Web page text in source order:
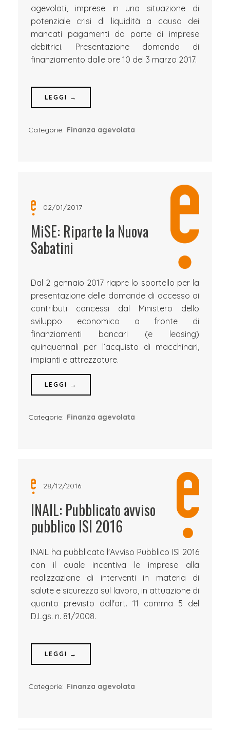
agevolati, imprese in una situazione di
potenziale crisi di liquidità a causa dei
mancati pagamenti da parte di imprese
debitrici. Presentazione domanda di
finanziamento dalle ore 10 del 3 marzo 2017.
LEGGI →
Categorie: Finanza agevolata
02/01/2017
MiSE: Riparte la Nuova
Sabatini
Dal 2 gennaio 2017 riapre lo sportello per la
presentazione delle domande di accesso ai
contributi concessi dal Ministero dello
sviluppo economico a fronte di
finanziamenti bancari (e leasing)
quinquennali per l’acquisto di macchinari,
impianti e attrezzature.
LEGGI →
Categorie: Finanza agevolata
28/12/2016
INAIL: Pubblicato avviso
pubblico ISI 2016
INAIL ha pubblicato l'Avviso Pubblico ISI 2016
con il quale incentiva le imprese alla
realizzazione di interventi in materia di
salute e sicurezza sul lavoro, in attuazione di
quanto previsto dall'art. 11 comma 5 del
D.Lgs. n. 81/2008.
LEGGI →
Categorie: Finanza agevolata